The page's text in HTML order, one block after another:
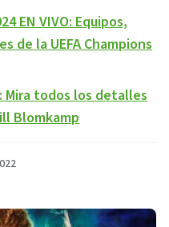
EN VIVO: Equipos,
de la UEFA Champions
Mira todos los detalles
Blomkamp